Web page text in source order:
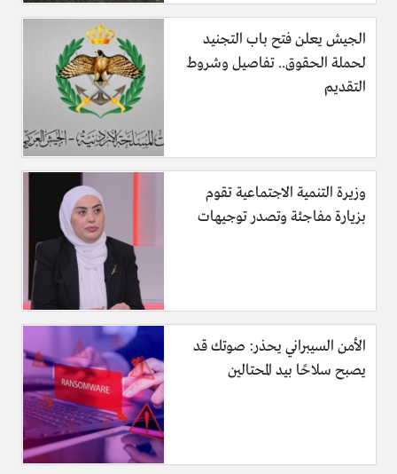
الجيش يعلن فتح باب التجنيد
لحملة الحقوق.. تفاصيل وشروط
التقديم
وزيرة التنمية الاجتماعية تقوم
بزيارة مفاجئة وتصدر توجيهات
الأمن السيبراني يحذر: صوتك قد
يصبح سلاحًا بيد المحتالين